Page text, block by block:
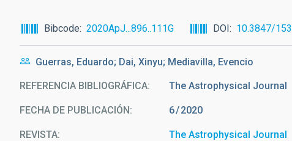
navegación
Bibcode 2020ApJ...896..111G DOI 10.3847/
Guerras, Eduardo; Dai, Xinyu; Mediavilla, Evencio
REFERENCIA BIBLIOGRÁFICA The Astrophysical Journal
FECHA DE PUBLICACIÓN: 6 2020
REVISTA The Astrophysical Journal